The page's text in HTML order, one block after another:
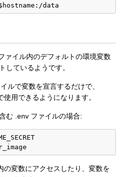
ァイル内のデフォルトの環境変数
しているようです。
ルで変数を宣言するだけで、
用できるようになります。
む .env ファイルの場合:
変数にアクセスしたり、変数を